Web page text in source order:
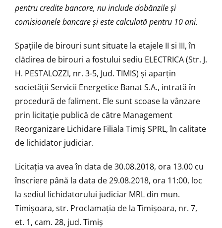
pentru credite bancare, nu include dobănzile și
comisioanele bancare și este calculată pentru 10 ani.
Spațiile de birouri sunt situate la etajele II si III, în
clădirea de birouri a fostului sediu ELECTRICA (Str. J.
H. PESTALOZZI, nr. 3-5, Jud. TIMIS) și aparțin
societății Servicii Energetice Banat S.A., intrată în
procedură de faliment. Ele sunt scoase la vânzare
prin licitație publică de către Management
Reorganizare Lichidare Filiala Timiș SPRL, în calitate
de lichidator judiciar.
Licitaţia va avea în data de 30.08.2018, ora 13.00 cu
înscriere până la data de 29.08.2018, ora 11:00, loc
la sediul lichidatorului judiciar MRL din mun.
Timișoara, str. Proclamația de la Timișoara, nr. 7,
et. 1, cam. 28, jud. Timiș